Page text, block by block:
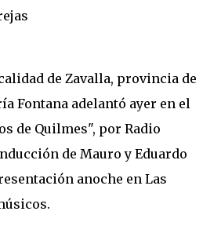
de Zavalla, provincia de
Fontana adelantó ayer en el
de Quilmes", por Radio
de Mauro y Eduardo
anoche en Las